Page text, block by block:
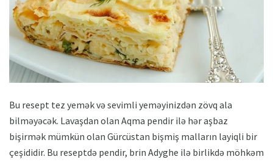
Bu resept tez yemək və sevimli yeməyinizdən zövq ala
bilməyəcək. Lavaşdan olan Aqma pendir ilə hər aşbaz
bişirmək mümkün olan Gürcüstan bişmiş malların layiqli bir
çeşididir. Bu reseptdə pendir, brin Adyghe ilə birlikdə möhkəm